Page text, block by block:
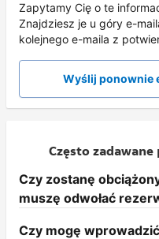
Zapytamy Cię o te
Znajdziesz je u góry e-
kolejnego e-maila z
Wyślij ponownie
Często
Czy zostanę
muszę odwołać
Czy mogę